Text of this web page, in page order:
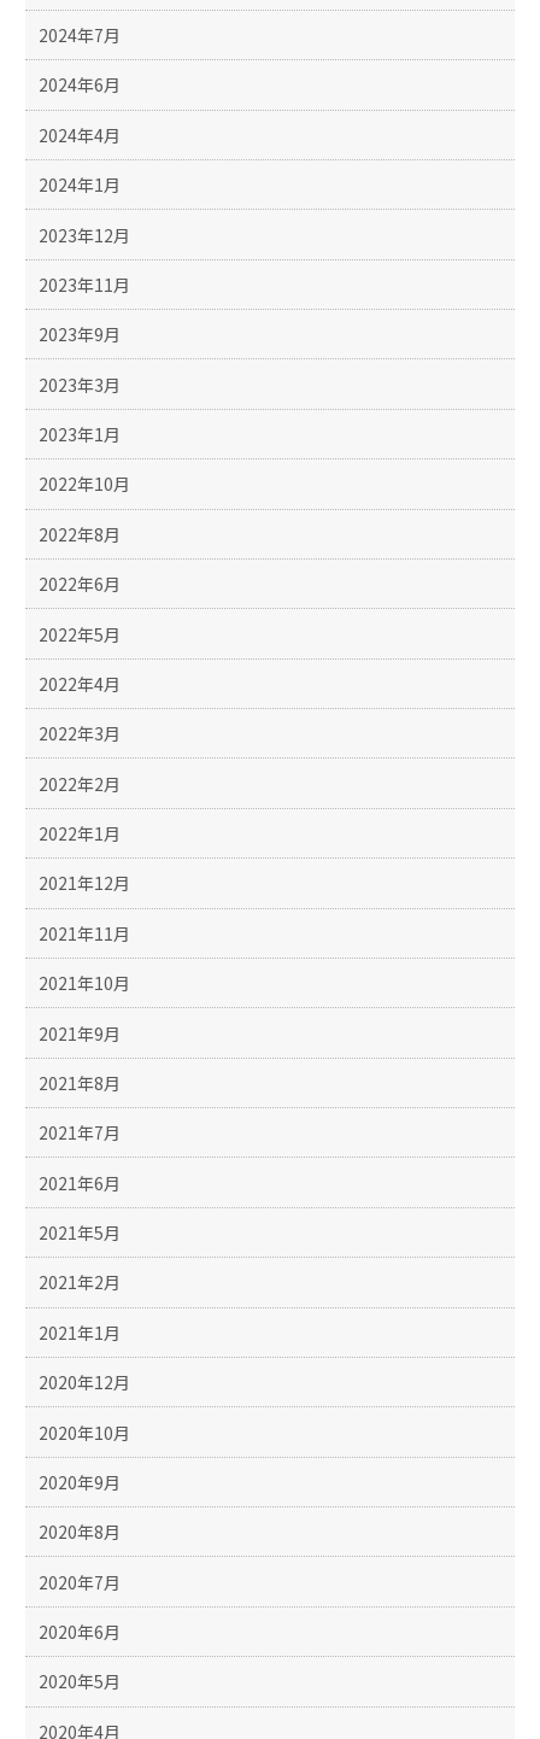
2024年7月
2024年6月
2024年4月
2024年1月
2023年12月
2023年11月
2023年9月
2023年3月
2023年1月
2022年10月
2022年8月
2022年6月
2022年5月
2022年4月
2022年3月
2022年2月
2022年1月
2021年12月
2021年11月
2021年10月
2021年9月
2021年8月
2021年7月
2021年6月
2021年5月
2021年2月
2021年1月
2020年12月
2020年10月
2020年9月
2020年8月
2020年7月
2020年6月
2020年5月
2020年4月